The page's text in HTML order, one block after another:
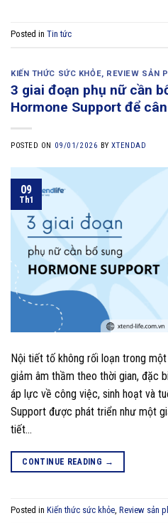
Posted in Tin tức
KIẾN THỨC SỨC KHỎE, REVIEW SẢN
3 giai đoạn phụ nữ cần
Hormone Support để
POSTED ON 09/01/2026 BYXTENDAD
09
Th1
Nội tiết tố không rối loạn trong
giảm âm thầm theo thời gian, đặc
áp lực về công việc, sinh hoạt và
Support được phát triển như một
tiết…
CONTINUE READING →
Posted in Kiến thức sức khỏe Review sản